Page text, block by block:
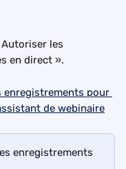
les
en direct ».
enregistrements